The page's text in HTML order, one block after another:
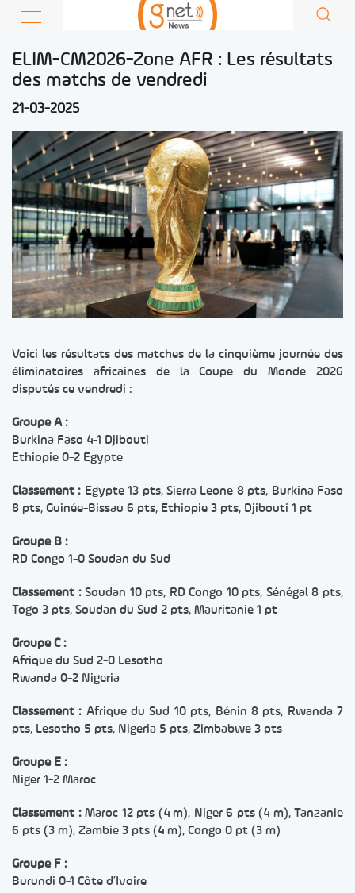
ELIM-CM2026-Zone AFR : Les résultats
des matchs de vendredi
21-03-2025
Voici les résultats des matches de la cinquième journée des
éliminatoires africaines de la Coupe du Monde 2026
disputés ce vendredi :
Groupe A :
Burkina Faso 4-1 Djibouti
Ethiopie 0-2 Egypte
Classement : Egypte 13 pts, Sierra Leone 8 pts, Burkina Faso
8 pts, Guinée-Bissau 6 pts, Ethiopie 3 pts, Djibouti 1 pt
Groupe B :
RD Congo 1-0 Soudan du Sud
Classement :Soudan 10 pts, RD Congo 10 pts, Sénégal 8 pts,
Togo 3 pts, Soudan du Sud 2 pts, Mauritanie 1 pt
Groupe C :
Afrique du Sud 2-0 Lesotho
Rwanda 0-2 Nigeria
Classement : Afrique du Sud 10 pts, Bénin 8 pts, Rwanda 7
pts, Lesotho 5 pts, Nigeria 5 pts, Zimbabwe 3 pts
Groupe E :
Niger 1-2 Maroc
Classement :Maroc 12 pts (4 m), Niger 6 pts (4 m), Tanzanie
6 pts (3 m), Zambie 3 pts (4 m), Congo 0 pt (3 m)
Groupe F :
Burundi 0-1 Côte d’Ivoire